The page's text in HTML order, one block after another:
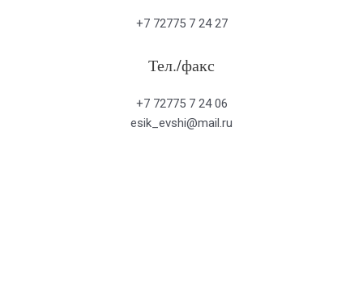
+7 72775 7 24 27
Тел./факс
+7 72775 7 24 06
esik_evshi@mail.ru